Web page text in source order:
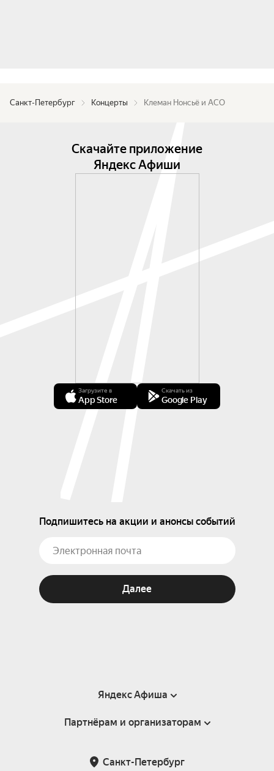
Санкт-Петербург Концерты Клеман Нонсьё и АСО
Скачайте приложение
Яндекс Афиши
Загрузите в
App Store
Скачать из
Google Play
Подпишитесь на акции и анонсы событий
Далее
Яндекс Афиша
Справка
Подарочные сертификаты
Партнёрам и организаторам
Санкт-Петербург